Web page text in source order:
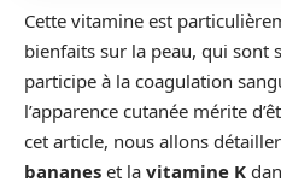
Cette vitamine est
bienfaits sur la peau, qui sont
participe à la coagulation
l’apparence cutanée mérite
cet article, nous allons
bananes et la vitamine K